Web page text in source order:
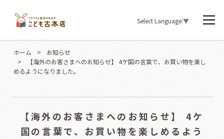
Select Language▼
ホーム >
お知らせ
>
【海外のお客さまへのお知らせ】 4ケ国の言葉で、お買い物を楽し
めるようになりました。
【海外のお客さまへのお知らせ】 4ケ
国の言葉で、お買い物を楽しめるよう